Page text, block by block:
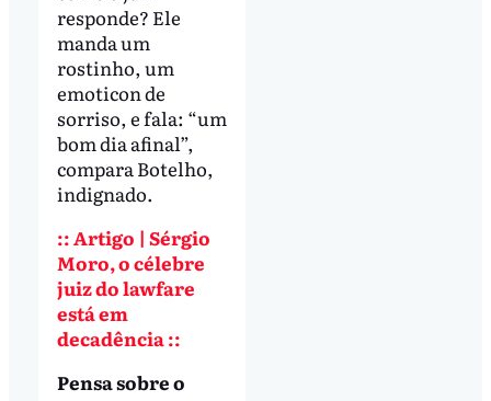
responde? Ele
manda um
rostinho, um
emoticon de
sorriso, e fala: “um
bom dia afinal”,
compara Botelho,
indignado.
:: Artigo | Sérgio
Moro, o célebre
juiz do lawfare
está em
decadência ::
Pensa sobre o